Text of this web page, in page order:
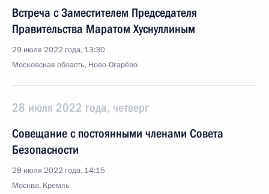
Встреча с Заместителем Председателя
Правительства Маратом Хуснуллиным
29 июля 2022 года, 13:30
Московская область, Ново-Огарёво
28 июля 2022 года, четверг
Совещание с постоянными членами Совета
Безопасности
28 июля 2022 года, 14:15
Москва, Кремль